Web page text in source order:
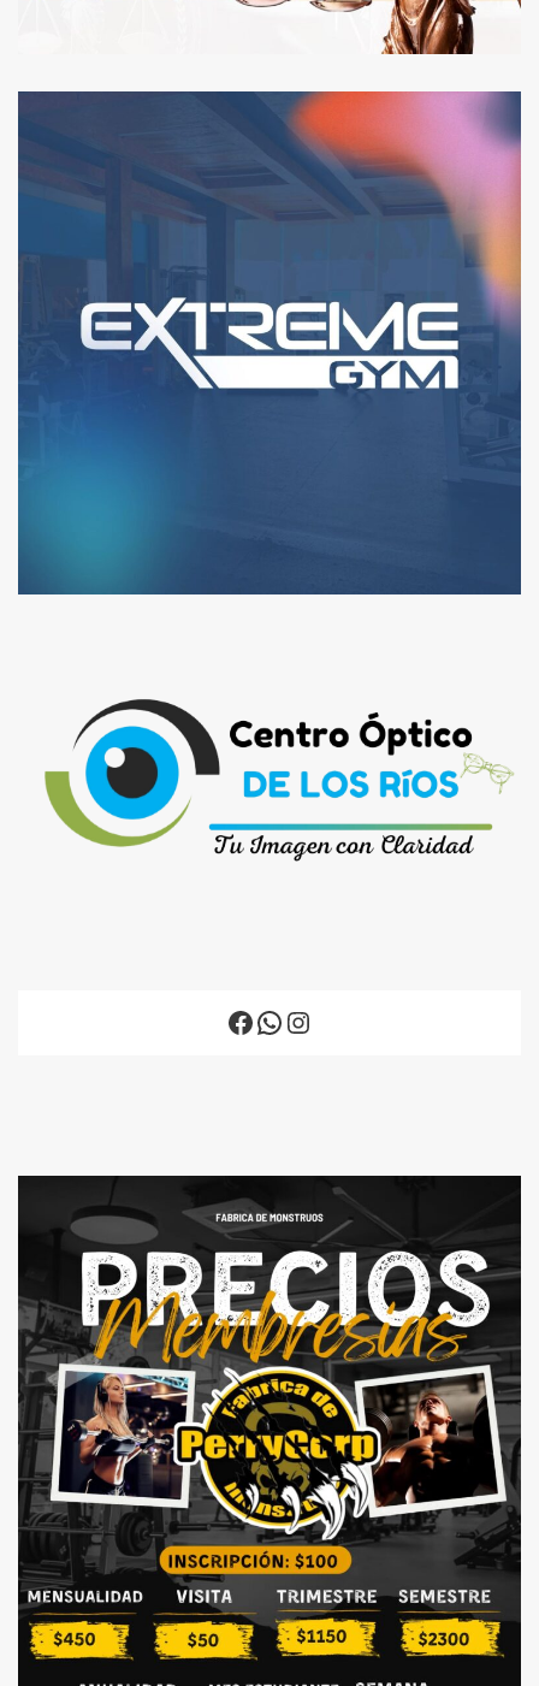
Facebook
WhatsApp
Instagram